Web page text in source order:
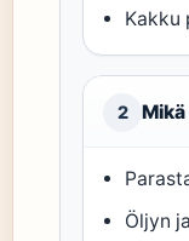
Kakku
2 Mikä
Öljyn